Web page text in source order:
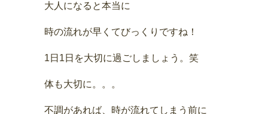
大人になると本当に
時の流れが早くてびっくりですね！
1日1日を大切に過ごしましょう 。笑
体も大切に。。。
不調があれば、時が流れてしまう前に